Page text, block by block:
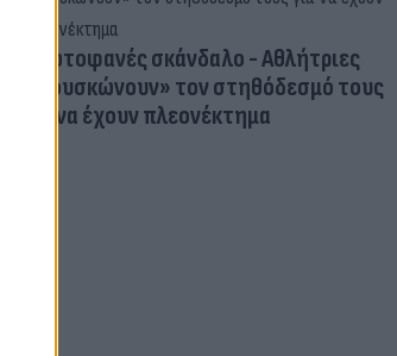
Πρωτοφανές σκάνδαλο - Aθλήτριες
«φουσκώνουν» τον στηθόδεσμό τους
για να έχουν πλεονέκτημα